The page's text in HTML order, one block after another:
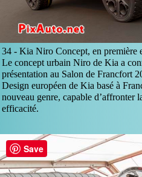
34 -Kia Niro Concept, en première
Le concept urbain Niro de Kia a
présentation au Salon de Francfort
Design européen de Kia basé à
nouveau genre, capable d’affronter
efficacité.
Save